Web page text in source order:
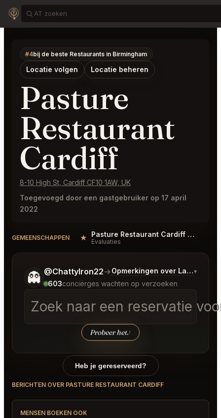
#4bij de beste Restaurants in Birmingham
Locatie volgen Locatie beheren
Pasture
Restaurant
Cardiff
8-10 High St, Cardiff CF10 1AW, UK
Toegevoegd door een gastgebruiker op 17 april
2022
GEMEENSCHAPPEN ★ Pasture Restaurant Cardiff Reviews
Evaluaties
👻 @ChattyIron22→Opmerkingen over Laatste
▾
603conciërges wachten op verzoeken
Zoek naar een reservatie
Probeer het.↑
Vertel me wat je wilt.
Heb je gereserveerd?
BERICHTEN OVER PASTURE RESTAURANT CARDIFF
MENSEN BOEKEN OOK